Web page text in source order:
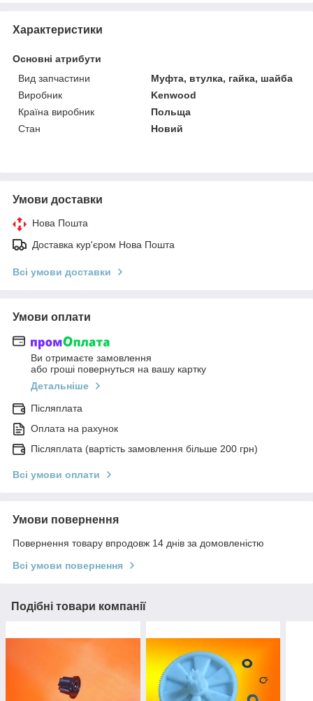
Характеристики
Основні атрибути
Вид запчастини
Муфта, втулка, гайка, шайба
Виробник
Kenwood
Країна виробник
Польща
Стан
Новий
Умови доставки
Нова Пошта
Доставка кур'єром Нова Пошта
Всі умови доставки
Умови оплати
Ви отримаєте замовлення
або гроші повернуться на вашу картку
Детальніше
Післяплата
Оплата на рахунок
Післяплата (вартість замовлення більше 200 грн)
Всі умови оплати
Умови повернення
Повернення товару впродовж 14 днів за домовленістю
Всі умови повернення
Подібні товари компанії